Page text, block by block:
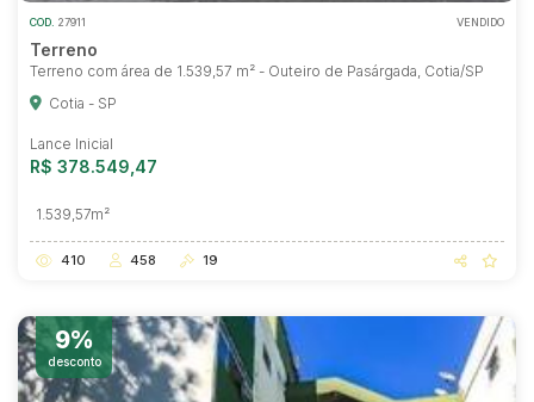
COD. 27911 VENDIDO
Terreno
Terreno com área de 1.539,57 m² - Outeiro de Pasárgada, Cotia/SP
Cotia - SP
Lance Inicial
R$ 378.549,47
1.539,57m²
410 458 19
9%
desconto